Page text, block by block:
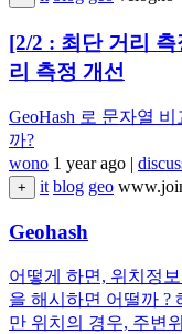
[2/2 : 최단 거리
리 측정 개선
GeoHash 로 문자열
까?
wono 1 year ago |
+
it blog geo
Geohash
어떻게 하면, 위치정
을 해시하면 어떨까 ?
만 위치의 경우, 주변